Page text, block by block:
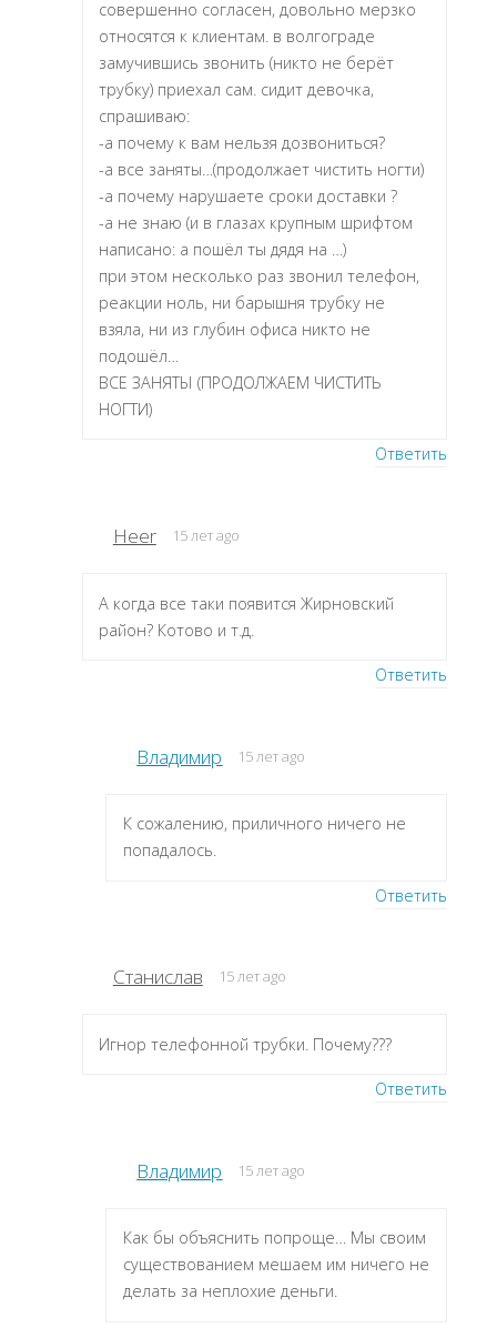
совершенно согласен, довольно мерзко
относятся к клиентам. в волгограде
замучившись звонить (никто не берёт
трубку) приехал сам. сидит девочка,
спрашиваю:
-а почему к вам нельзя дозвониться?
-а все заняты…(продолжает чистить ногти)
-а почему нарушаете сроки доставки ?
-а не знаю (и в глазах крупным шрифтом
написано: а пошёл ты дядя на …)
при этом несколько раз звонил телефон,
реакции ноль, ни барышня трубку не
взяла, ни из глубин офиса никто не
подошёл…
ВСЕ ЗАНЯТЫ (ПРОДОЛЖАЕМ ЧИСТИТЬ
НОГТИ)
Ответить
Heer 15 лет ago
А когда все таки появится Жирновский
район? Котово и т.д.
Ответить
Владимир 15 лет ago
К сожалению, приличного ничего не
попадалось.
Ответить
Станислав 15 лет ago
Игнор телефонной трубки. Почему???
Ответить
Владимир 15 лет ago
Как бы объяснить попроще… Мы своим
существованием мешаем им ничего не
делать за неплохие деньги.